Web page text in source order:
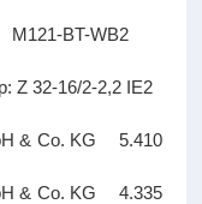
M121-BT-WB2
32-16/2-2,2 IE2
& Co. KG 5.410
& Co. KG 4.335